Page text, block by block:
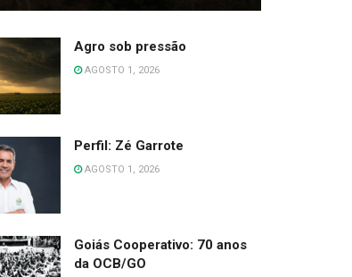
Agro sob pressão
AGOSTO 1, 2026
Perfil: Zé Garrote
AGOSTO 1, 2026
Goiás Cooperativo: 70 anos
da OCB/GO